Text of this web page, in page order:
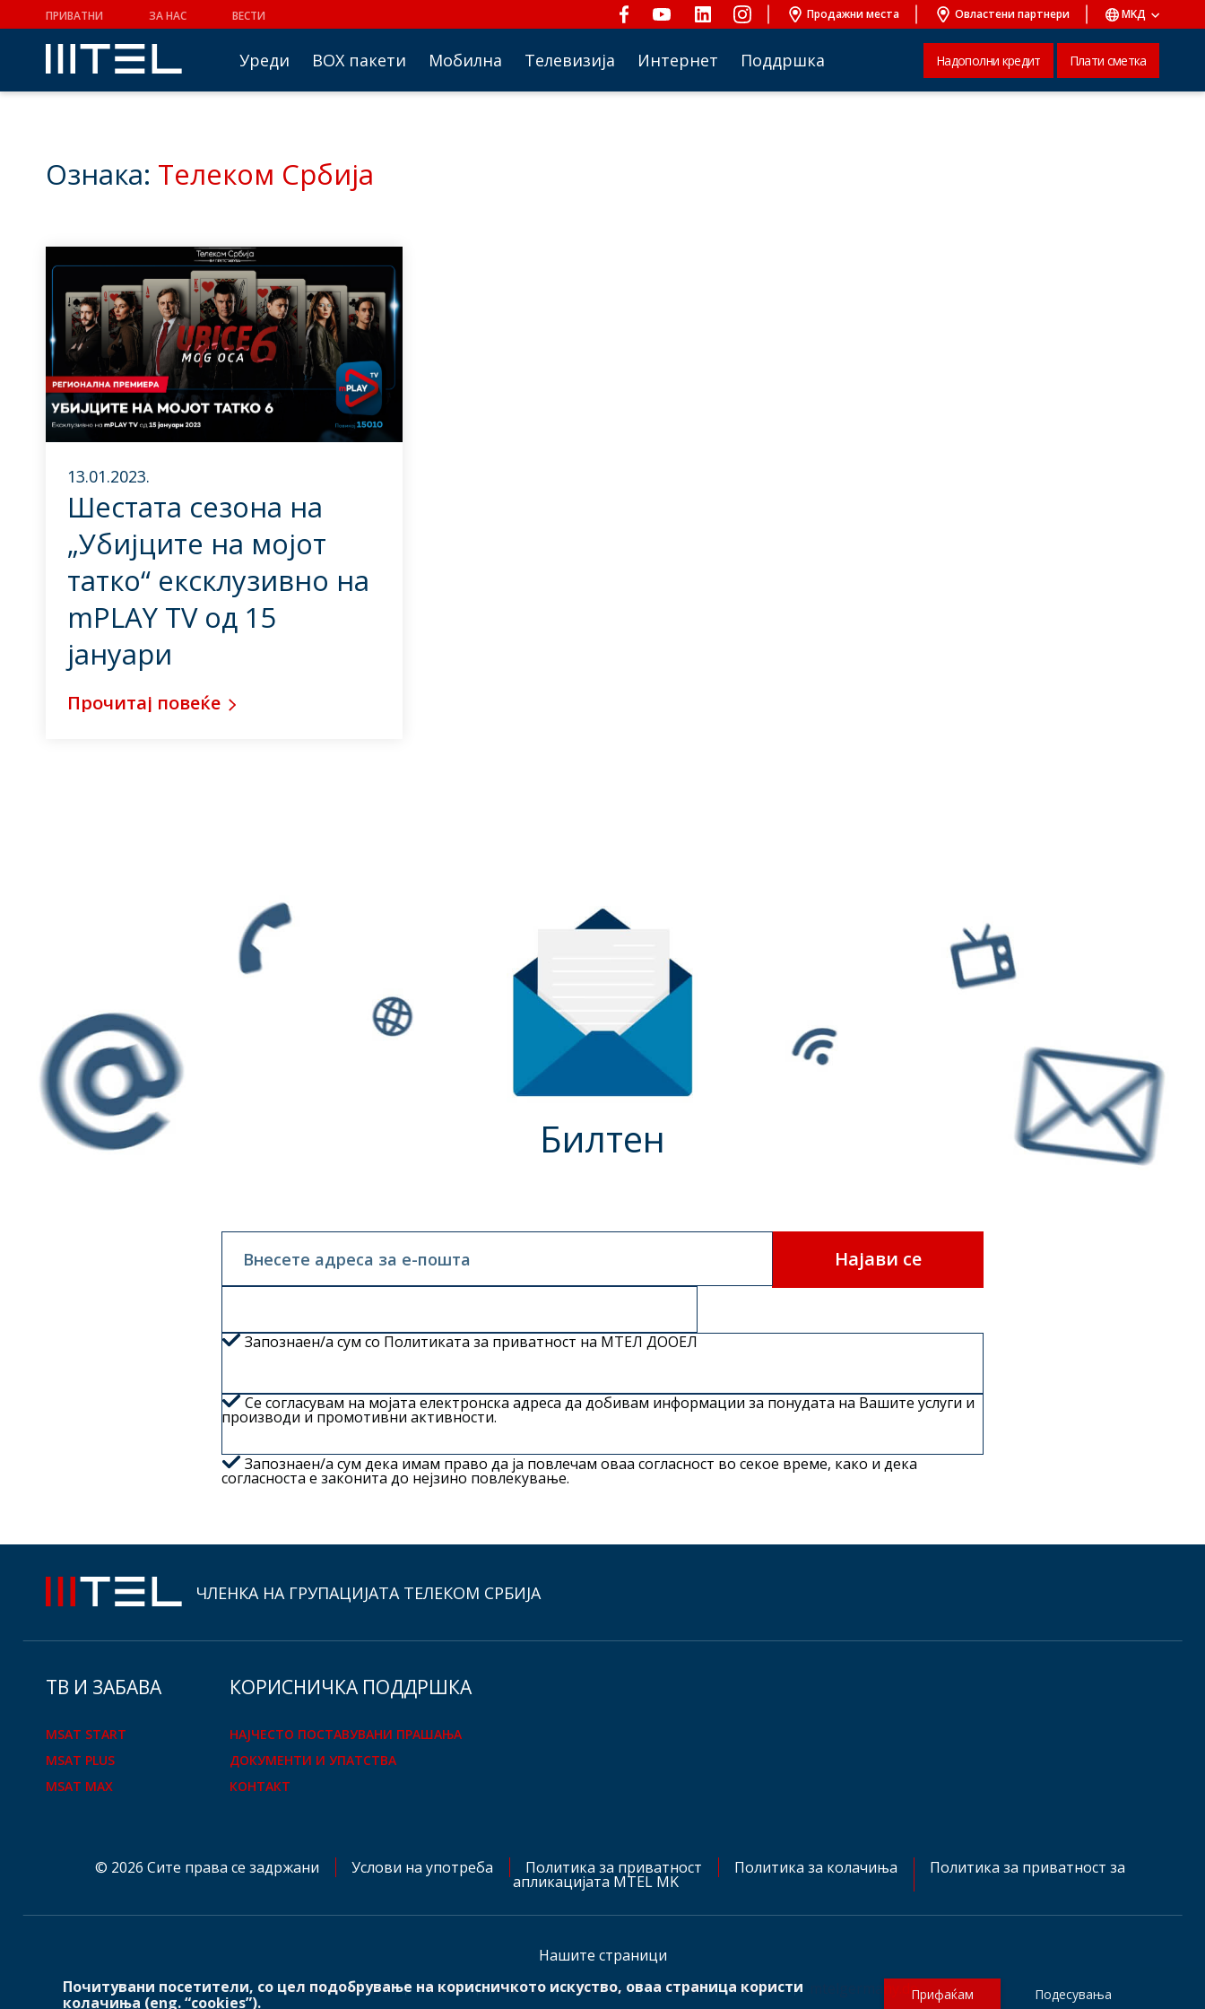
ПРИВАТНИ ЗА НАС ВЕСТИ Продажни места Овластени партнери MKД
Уреди BOX пакети Мобилна Телевизија Интернет Поддршка Надополни кредит Плати сметка
Ознака: Телеком Србија
13.01.2023.
Шестата сезона на
„Убијците на мојот
татко“ ексклузивно на
mPLAY TV од 15
јануари
Прочитај повеќе
Билтен
Внесете адреса за е-пошта
Запознаен/а сум со Политиката за приватност на МТЕЛ ДООЕЛ
Се согласувам на мојата електронска адреса да добивам информации за понудата на Вашите услуги и
производи и промотивни активности.
Запознаен/а сум дека имам право да ја повлечам оваа согласност во секое време, како и дека
согласноста е законита до нејзино повлекување.
Најави се
ЧЛЕНКА НА ГРУПАЦИЈАТА ТЕЛЕКОМ СРБИЈА
ТВ И ЗАБАВА
MSAT START
MSAT PLUS
MSAT MAX
КOРИСНИЧКА ПОДДРШКА
НАЈЧЕСТО ПОСТАВУВАНИ ПРАШАЊА
ДОКУМЕНТИ И УПАТСТВА
КОНТАКТ
© 2026 Сите права се задржани Услови на употреба Политика за приватност Политика за колачиња Политика за приватност за
апликацијата MTEL MK
Hашите страници
mtelglobal.com
mts.rs mtel.ba mtel.me mtel.at mtel.ch mtelgermany.de
Почитувани посетители, со цел подобрување на корисничкото искуство, оваа страница користи
колачиња (eng. “cookies”).
Прифаќам Подесувања